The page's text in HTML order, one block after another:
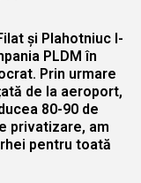
și Plahotniuc l-
PLDM în
Prin urmare
de la aeroport,
80-90 de
privatizare, am
pentru toată